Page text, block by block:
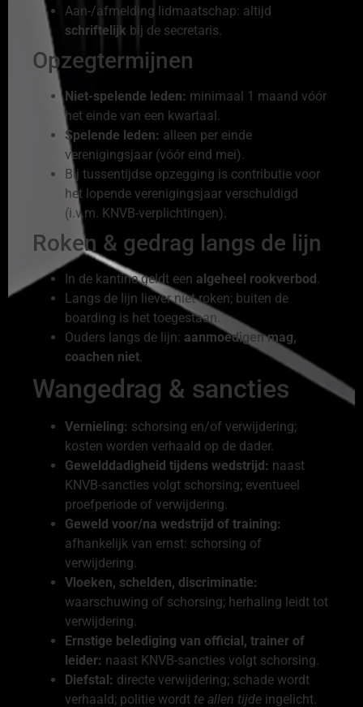
Aan-/afmelding lidmaatschap: altijd
schriftelijk bij de secretaris.
Opzegtermijnen
Niet-spelende leden: minimaal 1 maand vóór
het einde van een kwartaal.
Spelende leden: alleen per einde
verenigingsjaar (vóór eind mei).
Bij tussentijdse opzegging is contributie voor
het lopende verenigingsjaar verschuldigd
(i.v.m. KNVB-verplichtingen).
Roken & gedrag langs de lijn
In de kantine geldt een algeheel rookverbod.
Langs de lijn liever niet roken; buiten de
boarding is het toegestaan.
Ouders langs de lijn: aanmoedigen mag,
coachen niet.
Wangedrag & sancties
Vernieling: schorsing en/of verwijdering;
kosten worden verhaald op de dader.
Gewelddadigheid tijdens wedstrijd: naast
KNVB-sancties volgt schorsing; eventueel
proefperiode of verwijdering.
Geweld voor/na wedstrijd of training:
afhankelijk van ernst: schorsing of
verwijdering.
Vloeken, schelden, discriminatie:
waarschuwing of schorsing; herhaling leidt tot
verwijdering.
Ernstige belediging van official, trainer of
leider: naast KNVB-sancties volgt schorsing.
Diefstal: directe verwijdering; schade wordt
verhaald; politie wordt te allen tijde ingelicht.